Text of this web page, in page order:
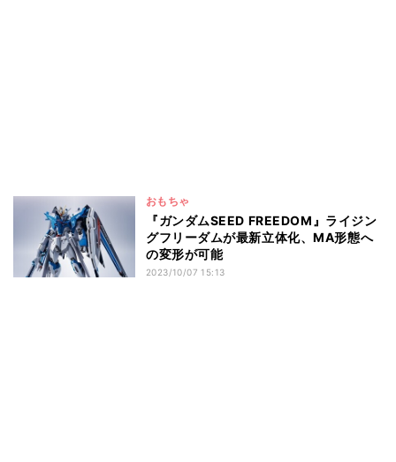
おもちゃ
『ガンダムSEED FREEDOM』ライジン
グフリーダムが最新立体化、MA形態へ
の変形が可能
2023/10/07 15:13